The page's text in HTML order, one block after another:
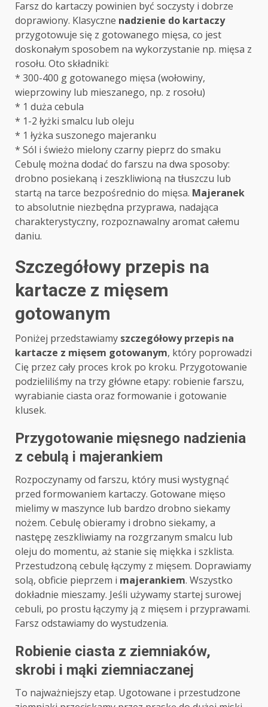
Farsz do kartaczy powinien być soczysty i dobrze
doprawiony. Klasyczne nadzienie do kartaczy
przygotowuje się z gotowanego mięsa, co jest
doskonałym sposobem na wykorzystanie np. mięsa z
rosołu. Oto składniki:
* 300-400 g gotowanego mięsa (wołowiny,
wieprzowiny lub mieszanego, np. z rosołu)
* 1 duża cebula
* 1-2 łyżki smalcu lub oleju
* 1 łyżka suszonego majeranku
* Sól i świeżo mielony czarny pieprz do smaku
Cebulę można dodać do farszu na dwa sposoby:
drobno posiekaną i zeszkliwioną na tłuszczu lub
startą na tarce bezpośrednio do mięsa. Majeranek
to absolutnie niezbędna przyprawa, nadająca
charakterystyczny, rozpoznawalny aromat całemu
daniu.
Szczegółowy przepis na
kartacze z mięsem
gotowanym
Poniżej przedstawiamy szczegółowy przepis na
kartacze z mięsem gotowanym, który poprowadzi
Cię przez cały proces krok po kroku. Przygotowanie
podzieliliśmy na trzy główne etapy: robienie farszu,
wyrabianie ciasta oraz formowanie i gotowanie
klusek.
Przygotowanie mięsnego nadzienia
z cebulą i majerankiem
Rozpoczynamy od farszu, który musi wystygnąć
przed formowaniem kartaczy. Gotowane mięso
mielimy w maszynce lub bardzo drobno siekamy
nożem. Cebulę obieramy i drobno siekamy, a
następę zeszkliwiamy na rozgrzanym smalcu lub
oleju do momentu, aż stanie się miękka i szklista.
Przestudzoną cebulę łączymy z mięsem. Doprawiamy
solą, obficie pieprzem i majerankiem. Wszystko
dokładnie mieszamy. Jeśli używamy startej surowej
cebuli, po prostu łączymy ją z mięsem i przyprawami.
Farsz odstawiamy do wystudzenia.
Robienie ciasta z ziemniaków,
skrobi i mąki ziemniaczanej
To najważniejszy etap. Ugotowane i przestudzone